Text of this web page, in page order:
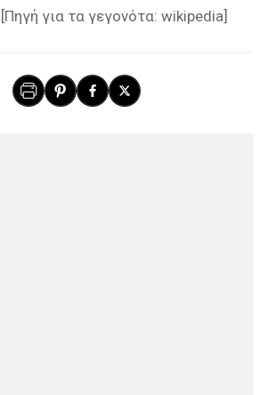
για τα γεγονότα: wikipedia]